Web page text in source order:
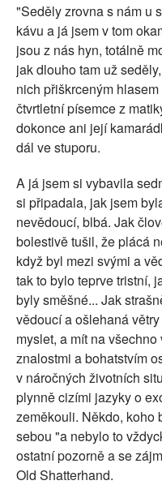
"Seděly zrovna s nám u
kávu a já jsem v tom
jsou z nás hyn, totálně
jak dlouho tam už
nich přiškrceným
čtvrtletní písemce z
dokonce ani její
dál ve stuporu.
A já jsem si vybavila
si připadala, jak jsem
nevědoucí, blbá. Jak
bolestivě tušil, že plácá
když byl mezi svými a
tak to bylo teprve tristní,
byly směšné... Jak
vědoucí a ošlehaná
myslet, a mít na
znalostmi a bohatstvím
v náročných životních
plynně cizími jazyky o
zeměkouli. Někdo, koho
sebou "a nebylo to
ostatní pozorně a se
Old Shatterhand.